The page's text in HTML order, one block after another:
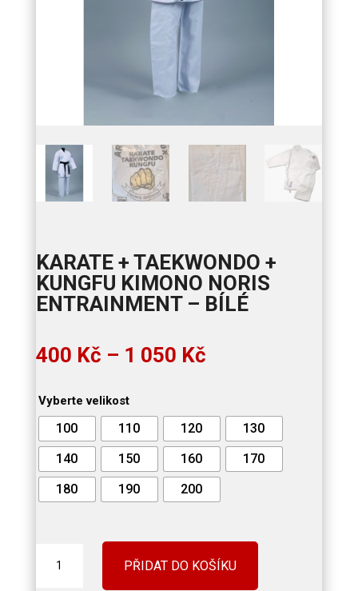
KARATE + TAEKWONDO +
KUNGFU KIMONO NORIS
ENTRAINMENT – BÍLÉ
400 Kč – 1 050 KčRozpětí
1
050 Kč
Vyberte velikost
100 110 120
130
140
150 160
170
180
190 200
TAEKWONDO
PŘIDAT DO KOŠÍKU